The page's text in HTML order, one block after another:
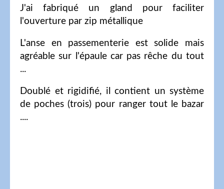
J'ai fabriqué un gland pour faciliter
l'ouverture par zip métallique
L'anse en passementerie est solide mais
agréable sur l'épaule car pas rêche du tout
...
Doublé et rigidifié, il contient un système
de poches (trois) pour ranger tout le bazar
....